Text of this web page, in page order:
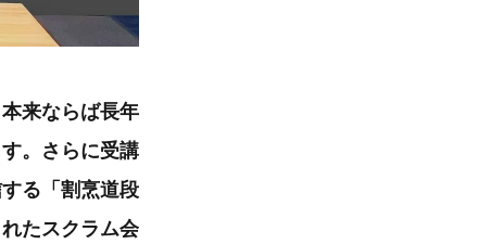
来ならば長年
。さらに受講
る「割烹道段
たスクラム会